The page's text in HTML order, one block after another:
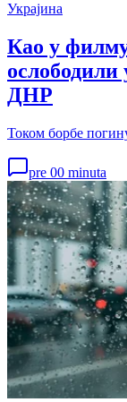
Украјина
Као у
ДНР
Током борбе
pre 00 minuta